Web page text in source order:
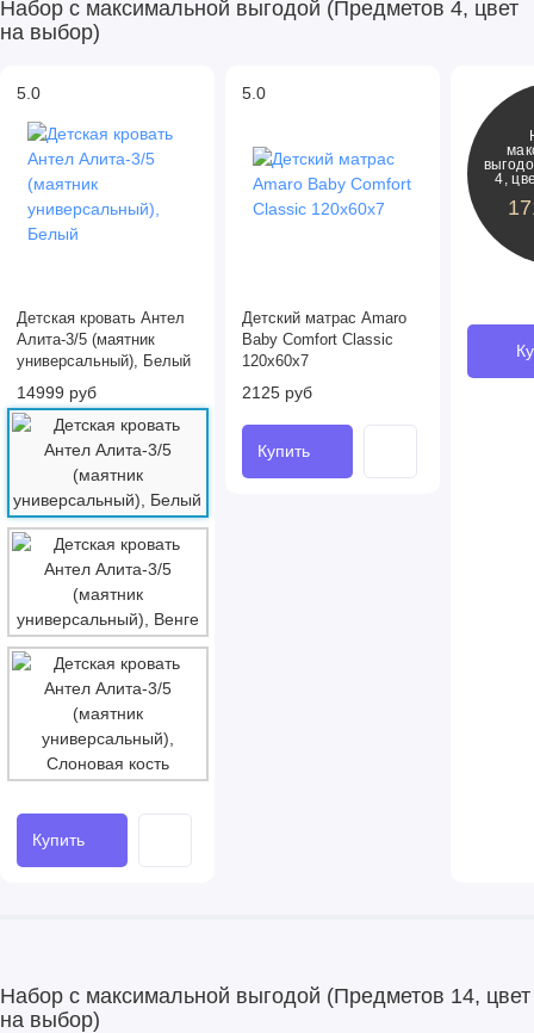
Набор с максимальной выгодой (Предметов 4, цвет
на выбор)
5.0
Детская кровать Антел
Алита-3/5 (маятник
универсальный), Белый
14999 руб
Купить
5.0
Детский матрас Amaro
Baby Comfort Classic
120x60х7
2125 руб
Купить
4,
Набор с максимальной выгодой (Предметов 14, цвет
на выбор)